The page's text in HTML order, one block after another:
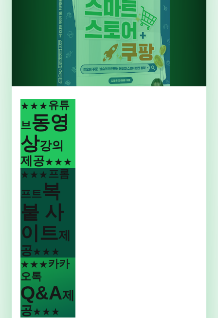
★★★유튜
브동영
상강의
제공★★★
★★★ 프롬
프트복
붙 사
이트제
공★★★
★★★카카
오톡
Q&A제
공★★★